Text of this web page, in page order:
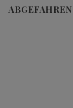
ABGEFAHREN